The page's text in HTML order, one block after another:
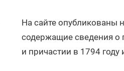
На сайте опубликованы
содержащие сведения о
и причастии в 1794 году